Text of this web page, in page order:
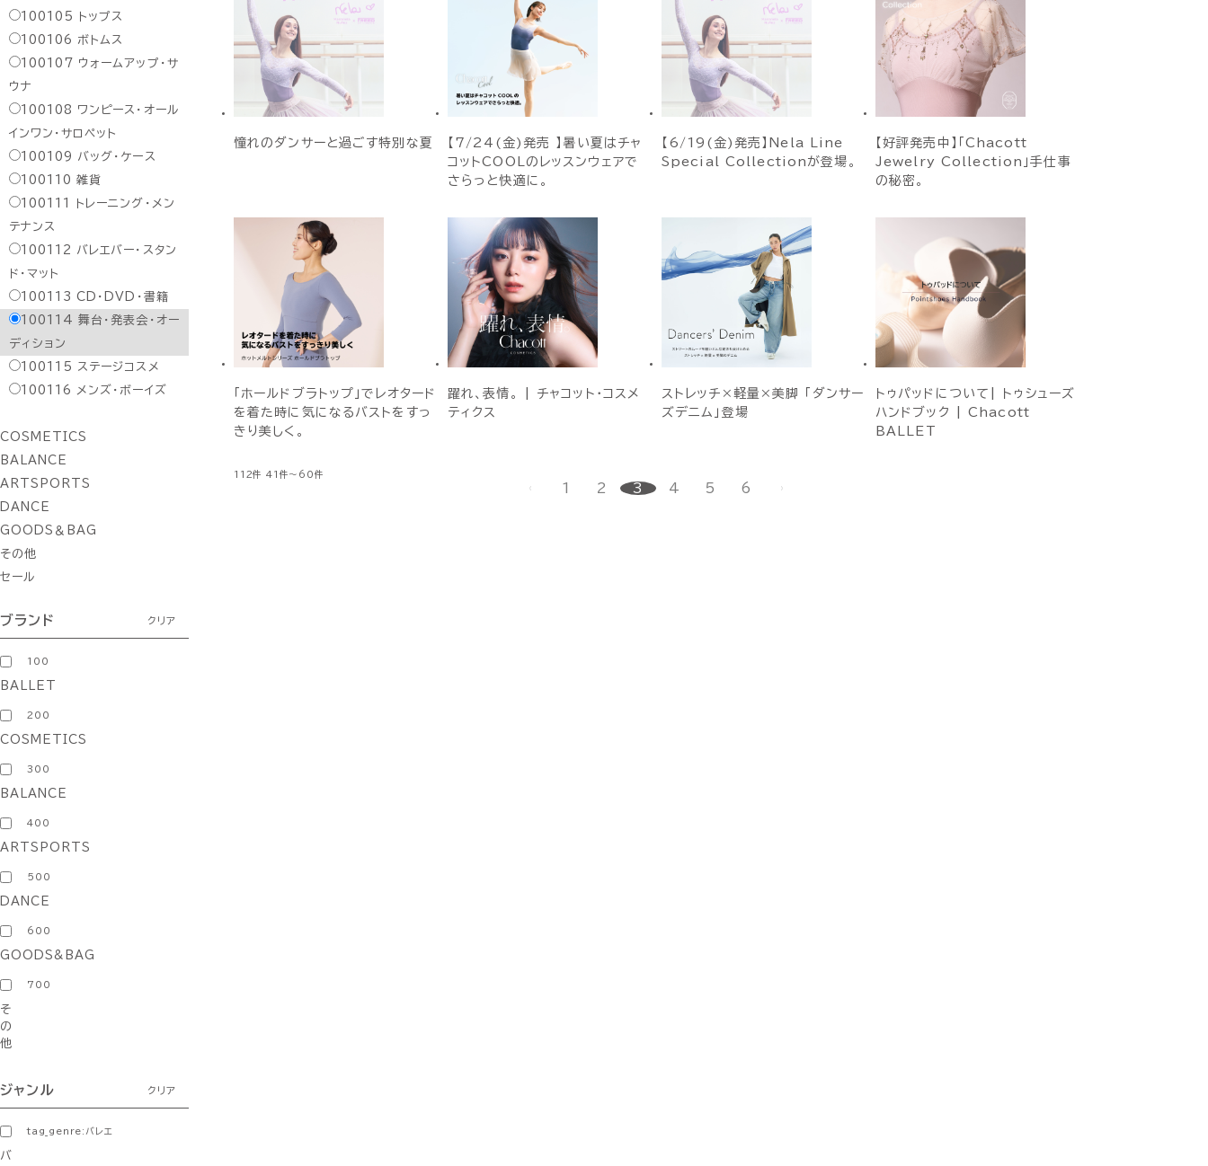
100105
トップス
100106
ボトムス
100107
ウォームアップ・サ
ウナ
100108
ワンピース・オール
インワン・サロペット
100109
バッグ・ケース
100110 雑貨
100111
トレーニング・メン
テナンス
100112
バレエバー・スタン
ド・マット
100113 CD・DVD・書籍
100114 舞台・発表会・オー
ディション
100115
ステージコスメ
100116
メンズ・ボーイズ
COSMETICS
BALANCE
ARTSPORTS
DANCE
GOODS＆BAG
その他
セール
ブランド クリア
100
BALLET
200
COSMETICS
300
BALANCE
400
ARTSPORTS
500
DANCE
600
GOODS&BAG
700
そ
の
他
ジャンル クリア
tag_genre:バレエ
バ
憧れのダンサーと過ごす特別な夏
【7/24(金)発売 】暑い夏はチャ
コットCOOLのレッスンウェアで
さらっと快適に。
【6/19(金)発売】Nela Line
Special Collectionが登場。
【好評発売中】「Chacott
Jewelry Collection」手仕事
の秘密。
「ホールドブラトップ」でレオタード
を着た時に気になるバストをすっ
きり美しく。
躍れ、表情。 | チャコット・コスメ
ティクス
ストレッチ×軽量×美脚 「ダンサー
ズデニム」登場
トゥパッドについて| トゥシューズ
ハンドブック | Chacott
BALLET
112件 41件～60件
1 2 3 4 5 6